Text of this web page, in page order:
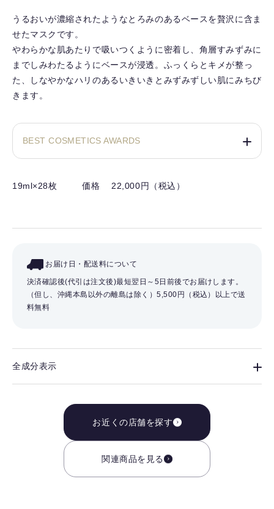
除
る
うるおいが濃縮されたようなとろみのあるベースを贅沢に含ま
せたマスクです。
やわらかな肌あたりで吸いつくように密着し、角層すみずみに
までしみわたるようにベースが浸透。ふっくらとキメが整っ
た、しなやかなハリのあるいきいきとみずみずしい肌にみちび
きます。
BEST COSMETICS AWARDS
19ml×28枚 価格 22,000円（税込）
お届け日・配送料について
決済確認後(代引は注文後)最短翌日～5日前後でお届けします。
（但し、沖縄本島以外の離島は除く）5,500円（税込）以上で送
料無料
全成分表示
お近くの店舗を探す
関連商品を見る